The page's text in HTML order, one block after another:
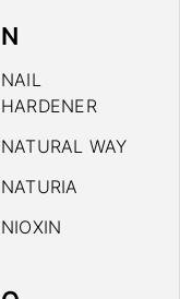
N
NAIL
HARDENER
NATURAL WAY
NATURIA
NIOXIN